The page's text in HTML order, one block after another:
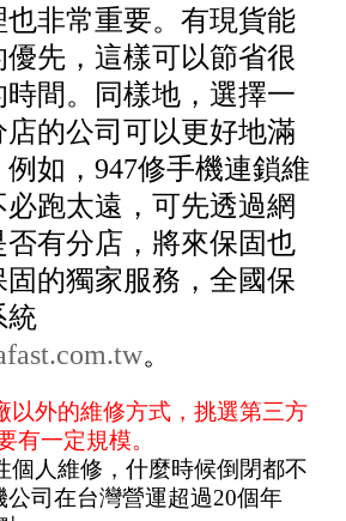
非常重要。有現貨能
先，這樣可以節省很
時間。同樣地，選擇一
的公司可以更好地滿
如，947修手機連鎖維
跑太遠，可先透過網
有分店，將來保固也
的獨家服務，全國保
統
。
以外的維修方式，挑選第三方
有一定規模。
個人維修，什麼時候倒閉都不
公司在台灣營運超過20個年